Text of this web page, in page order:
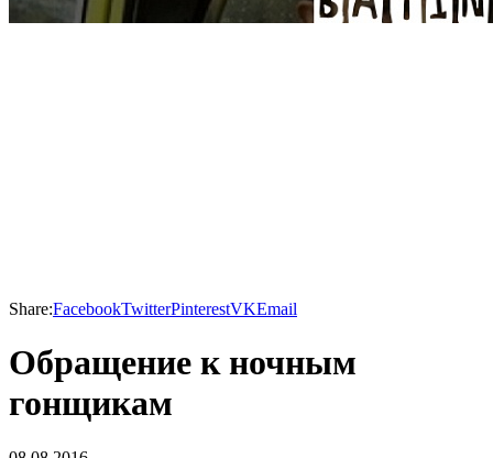
Share:FacebookTwitterPinterestVKEmail
Обращение к ночным
гонщикам